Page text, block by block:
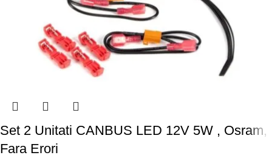
Set 2 Unitati CANBUS LED 12V 5W , Osram,
Fara Erori